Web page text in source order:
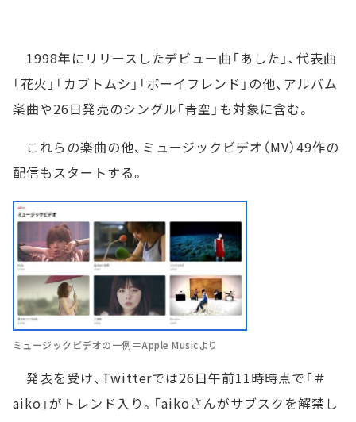
1998年にリリースしたデビュー曲「あした」、代表曲
「花火」「カブトムシ」「ボーイフレンド」の他、アルバム
楽曲や26日発売のシングル「青空」も対象に含む。
これらの楽曲の他、ミュージックビデオ（MV）49作の
配信もスタートする。
ミュージックビデオの一例＝Apple Musicより
発表を受け、Twitterでは26日午前11時時点で「＃
aiko」がトレンド入り。「aikoさんがサブスクを解禁し